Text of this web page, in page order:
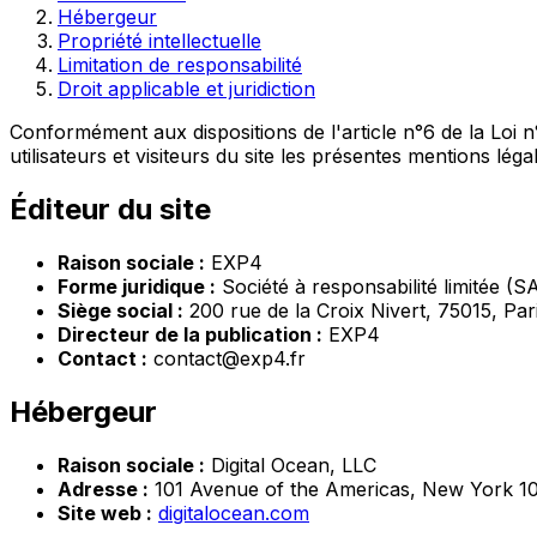
Hébergeur
Propriété intellectuelle
Limitation de responsabilité
Droit applicable et juridiction
Conformément aux dispositions de l'article n°6 de la Loi
utilisateurs et visiteurs du site les présentes mentions
Éditeur du site
Raison sociale : EXP4
Forme juridique : Société à responsabilité limitée
Siège social : 200 rue de la Croix Nivert, 75015,
Directeur de la publication : EXP4
Contact : contact@exp4.fr
Hébergeur
Raison sociale : Digital Ocean, LLC
Adresse : 101 Avenue of the Americas, New York
Site web : digitalocean.com